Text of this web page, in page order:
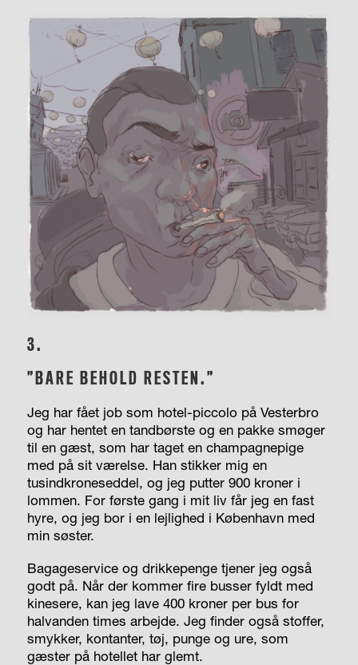
3.
”BARE BEHOLD RESTEN.”
Jeg har fået job som hotel-piccolo på Vesterbro
og har hentet en tandbørste og en pakke smøger
til en gæst, som har taget en champagnepige
med på sit værelse. Han stikker mig en
tusindkroneseddel, og jeg putter 900 kroner i
lommen. For første gang i mit liv får jeg en fast
hyre, og jeg bor i en lejlighed i København med
min søster.
Bagageservice og drikkepenge tjener jeg også
godt på. Når der kommer fire busser fyldt med
kinesere, kan jeg lave 400 kroner per bus for
halvanden times arbejde. Jeg finder også stoffer,
smykker, kontanter, tøj, punge og ure, som
gæster på hotellet har glemt.